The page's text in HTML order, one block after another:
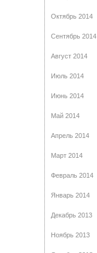
Октябрь 2014
Сентябрь 2014
Август 2014
Июль 2014
Июнь 2014
Май 2014
Апрель 2014
Март 2014
Февраль 2014
Январь 2014
Декабрь 2013
Ноябрь 2013